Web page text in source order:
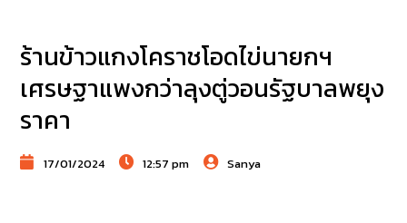
ร้านข้าวแกงโคราชโอดไข่นายกฯ
เศรษฐาแพงกว่าลุงตู่วอนรัฐบาลพยุง
ราคา
17/01/2024 12:57 pm Sanya